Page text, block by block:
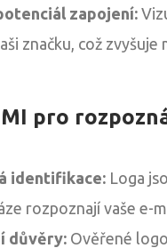
zapojení:
značku, což
pro
identifikace: Loga
rozpoznají vaše e-
důvěry: Ověřené